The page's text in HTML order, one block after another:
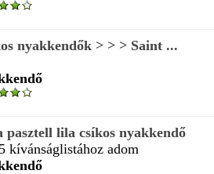
nyakkendők > > > Saint ...
pasztell lila csíkos nyakkendő
kívánságlistához adom